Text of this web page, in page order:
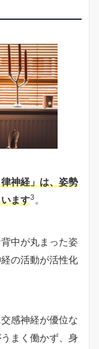
神経」は、姿勢
ます3。
中が丸まった姿
の活動が活性化
感神経が優位な
まく働かず、身